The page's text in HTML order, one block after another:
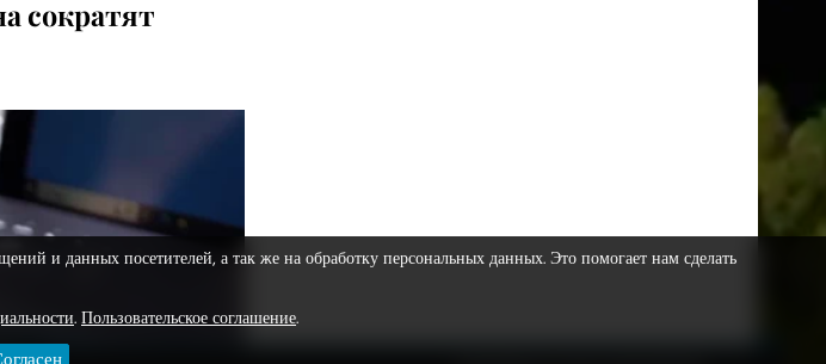
сократят
и данных посетителей, а так же на обработку персональных данных. Это помогает нам сделать
. Пользовательское соглашение.